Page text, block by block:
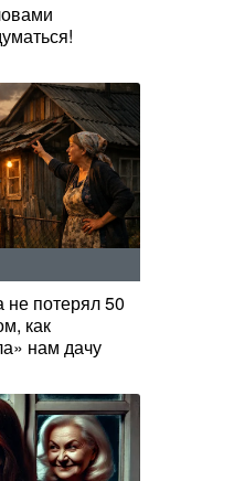
потерял 50
как
нам дачу